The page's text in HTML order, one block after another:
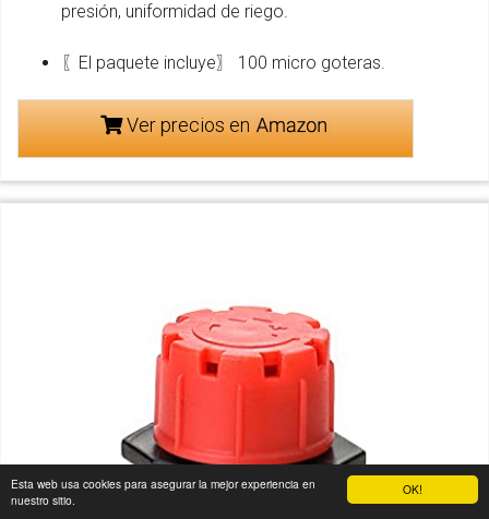
OK!
Esta web usa cookies para asegurar la mejor experiencia en
nuestro sitio.
presión, uniformidad de riego.
〖El paquete incluye〗 100 micro goteras.
Ver precios en